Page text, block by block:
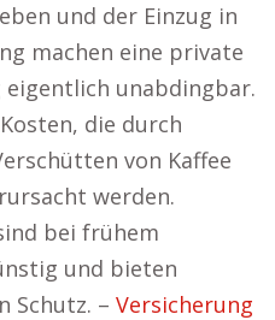
und der Einzug in
machen eine private
unabdingbar.
die durch
von Kaffee
werden.
bei frühem
und bieten
Schutz. – Versicherung